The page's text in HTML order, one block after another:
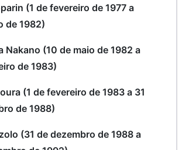
(1 de fevereiro de 1977 a
de 1982)
Nakano (10 de maio de 1982 a
de 1983)
(1 de fevereiro de 1983 a 31
de 1988)
(31 de dezembro de 1988 a